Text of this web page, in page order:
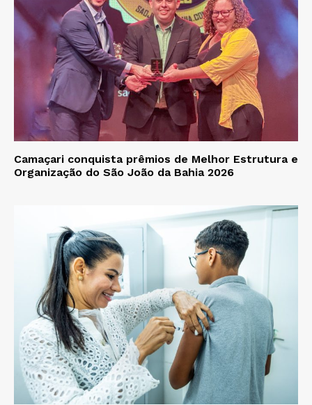
Camaçari conquista prêmios de Melhor Estrutura e
Organização do São João da Bahia 2026